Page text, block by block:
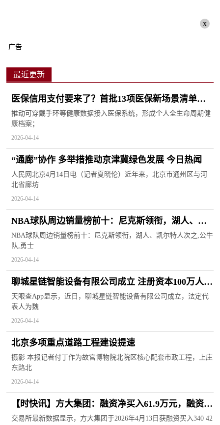
x
广告
最近更新
医保信用支付要来了？首批13项医保新场景清单公
布
推动可穿戴手环等健康数据接入医保系统，形成个人全生命周期健
康档案；
2026-04-14
“通廊”协作 多举措推动京津冀绿色发展 今日热闻
人民网北京4月14日电（记者夏晓伦）近年来，北京市通州区与河
北省廊坊
2026-04-14
NBA球队周边销量榜前十：尼克斯领衔，湖人、凯
尔特人次之-短讯
NBA球队周边销量榜前十：尼克斯领衔，湖人、凯尔特人次之,公牛
队,勇士
2026-04-14
聊城星链智能设备有限公司成立 注册资本100万人民
币
天眼查App显示，近日，聊城星链智能设备有限公司成立，法定代
表人为魏
2026-04-14
北京多项重点道路工程建设提速
摄影 本报记者付丁作为故宫博物院北院区核心配套市政工程，上庄
东路北
2026-04-14
【时快讯】方大集团：融资净买入61.9万元，融资余
额1.55亿元
交易所最新数据显示，方大集团于2026年4月13日获融资买入340 42